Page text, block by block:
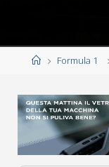
HomeFormula 1